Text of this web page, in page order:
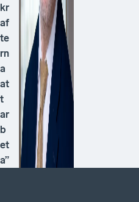
kr
af
te
rn
a
at
t
ar
b
et
a”